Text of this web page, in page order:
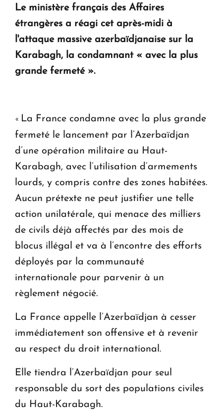
" Tant qu'il n'existe pas d'alternative concrète, la
question d'un référendum ne se pose pas. "
KASA : 30 ans d'audace, de résilience et d'avenir
en Arménie
Le ministère français des Affaires
étrangères a réagi cet après-midi à
l'attaque massive azerbaïdjanaise sur la
Karabagh, la condamnant « avec la plus
grande fermeté».
« La France condamne avec la plus grande
fermeté le lancement par l’Azerbaïdjan
d’une opération militaire au Haut-
Karabagh, avec l’utilisation d’armements
lourds, y compris contre des zones habitées.
Aucun prétexte ne peut justifier une telle
action unilatérale, qui menace des milliers
de civils déjà affectés par des mois de
blocus illégal et va à l’encontre des efforts
déployés par la communauté
internationale pour parvenir à un
règlement négocié.
La France appelle l’Azerbaïdjan à cesser
immédiatement son offensive et à revenir
au respect du droit international.
Elle tiendra l’Azerbaïdjan pour seul
responsable du sort des populations civiles
du Haut-Karabagh.